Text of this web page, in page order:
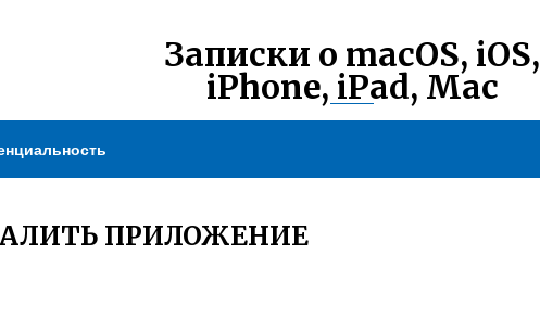
Записки о macOS, iOS,
iPhone, iPad, Mac
ПРИЛОЖЕНИЕ